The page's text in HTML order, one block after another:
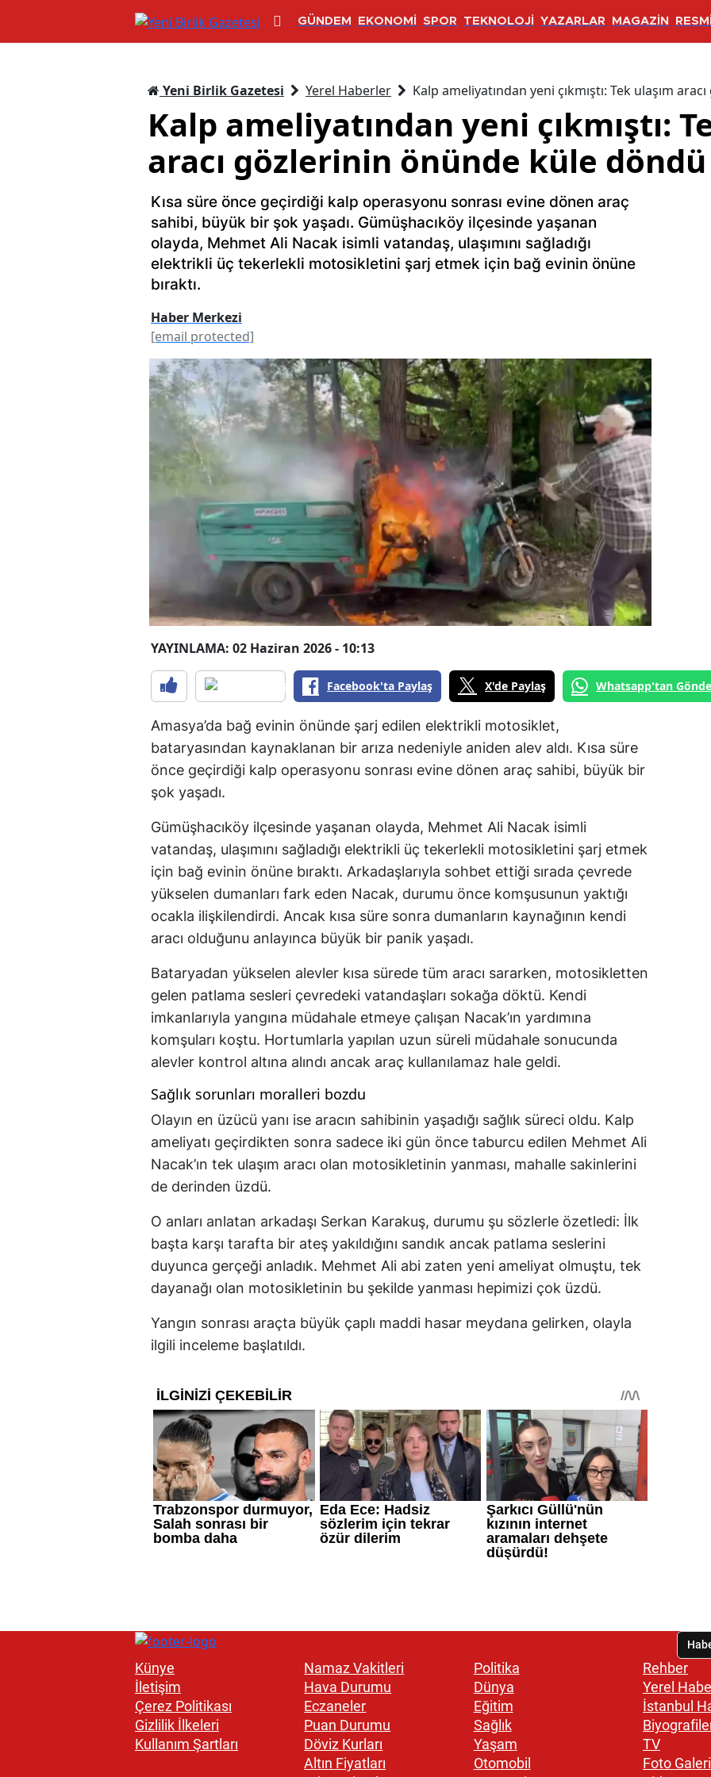
GÜNDEM EKONOMİ SPOR TEKNOLOJİ YAZARLAR MAGAZİN
Yeni Birlik Gazetesi Yerel Haberler Kalp ameliyatından yeni çıkmıştı: Tek ulaşım
Kalp ameliyatından yeni çıkmıştı:
aracı gözlerinin önünde küle döndü
Kısa süre önce geçirdiği kalp operasyonu sonrası evine dönen araç
sahibi, büyük bir şok yaşadı. Gümüşhacıköy ilçesinde yaşanan
olayda, Mehmet Ali Nacak isimli vatandaş, ulaşımını sağladığı
elektrikli üç tekerlekli motosikletini şarj etmek için bağ evinin önüne
bıraktı.
Haber Merkezi
[email protected]
YAYINLAMA: 02 Haziran 2026 - 10:13
Facebook'ta Paylaş X'de Paylaş Whatsapp'tan
Amasya’da bağ evinin önünde şarj edilen elektrikli motosiklet,
bataryasından kaynaklanan bir arıza nedeniyle aniden alev aldı. Kısa süre
önce geçirdiği kalp operasyonu sonrası evine dönen araç sahibi, büyük bir
şok yaşadı.
Gümüşhacıköy ilçesinde yaşanan olayda, Mehmet Ali Nacak isimli
vatandaş, ulaşımını sağladığı elektrikli üç tekerlekli motosikletini şarj etmek
için bağ evinin önüne bıraktı. Arkadaşlarıyla sohbet ettiği sırada çevrede
yükselen dumanları fark eden Nacak, durumu önce komşusunun yaktığı
ocakla ilişkilendirdi. Ancak kısa süre sonra dumanların kaynağının kendi
aracı olduğunu anlayınca büyük bir panik yaşadı.
Bataryadan yükselen alevler kısa sürede tüm aracı sararken, motosikletten
gelen patlama sesleri çevredeki vatandaşları sokağa döktü. Kendi
imkanlarıyla yangına müdahale etmeye çalışan Nacak’ın yardımına
komşuları koştu. Hortumlarla yapılan uzun süreli müdahale sonucunda
alevler kontrol altına alındı ancak araç kullanılamaz hale geldi.
Sağlık sorunları moralleri bozdu
Olayın en üzücü yanı ise aracın sahibinin yaşadığı sağlık süreci oldu. Kalp
ameliyatı geçirdikten sonra sadece iki gün önce taburcu edilen Mehmet Ali
Nacak’ın tek ulaşım aracı olan motosikletinin yanması, mahalle sakinlerini
de derinden üzdü.
O anları anlatan arkadaşı Serkan Karakuş, durumu şu sözlerle özetledi: İlk
başta karşı tarafta bir ateş yakıldığını sandık ancak patlama seslerini
duyunca gerçeği anladık. Mehmet Ali abi zaten yeni ameliyat olmuştu, tek
dayanağı olan motosikletinin bu şekilde yanması hepimizi çok üzdü.
Yangın sonrası araçta büyük çaplı maddi hasar meydana gelirken, olayla
ilgili inceleme başlatıldı.
Künye
İletişim
Çerez Politikası
Gizlilik İlkeleri
Kullanım Şartları
Namaz Vakitleri
Hava Durumu
Eczaneler
Puan Durumu
Döviz Kurları
Altın Fiyatları
Politika
Dünya
Eğitim
Sağlık
Yaşam
Otomobil
Rehber
Yerel
İstanbul
TV
Foto Galeri